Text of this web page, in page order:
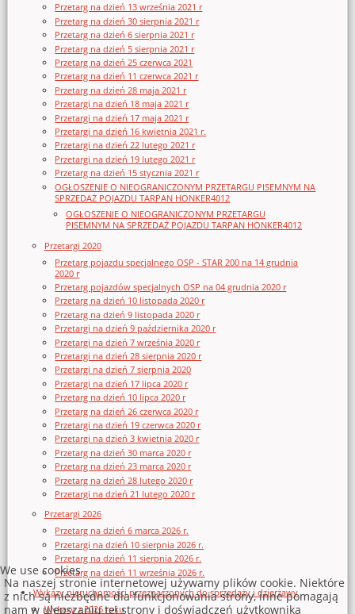
Przetarg na dzień 13 września 2021 r
Przetarg na dzień 30 sierpnia 2021 r
Przetarg na dzień 6 sierpnia 2021 r
Przetarg na dzień 5 sierpnia 2021 r
Przetarg na dzień 25 czerwca 2021
Przetarg na dzień 11 czerwca 2021 r
Przetarg na dzień 28 maja 2021 r
Przetargi na dzień 18 maja 2021 r
Przetargi na dzień 17 maja 2021 r
Przetargi na dzień 16 kwietnia 2021 r.
Przetargi na dzień 22 lutego 2021 r
Przetargi na dzień 19 lutego 2021 r
Przetarg na dzień 15 stycznia 2021 r
OGŁOSZENIE O NIEOGRANICZONYM PRZETARGU PISEMNYM NA
SPRZEDAŻ POJAZDU TARPAN HONKER4012
OGŁOSZENIE O NIEOGRANICZONYM PRZETARGU
PISEMNYM NA SPRZEDAŻ POJAZDU TARPAN HONKER4012
Przetargi 2020
Przetarg pojazdu specjalnego OSP - STAR 200 na 14 grudnia
2020 r
Przetarg pojazdów specjalnych OSP na 04 grudnia 2020 r
Przetarg na dzień 10 listopada 2020 r
Przetarg na dzień 9 listopada 2020 r
Przetargi na dzień 9 października 2020 r
Przetargi na dzień 7 września 2020 r
Przetargi na dzień 28 sierpnia 2020 r
Przetargi na dzień 7 sierpnia 2020
Przetargi na dzień 17 lipca 2020 r
Przetarg na dzień 10 lipca 2020 r
Przetarg na dzień 26 czerwca 2020 r
Przetargi na dzień 19 czerwca 2020 r
Przetargi na dzień 3 kwietnia 2020 r
Przetarg na dzień 30 marca 2020 r
Przetarg na dzień 23 marca 2020 r
Przetarg na dzień 28 lutego 2020 r
Przetargi na dzień 21 lutego 2020 r
Przetargi 2026
Przetarg na dzień 6 marca 2026 r.
Przetargi na dzień 10 sierpnia 2026 r.
Przetarg na dzień 11 sierpnia 2026 r.
Przetarg na dzień 11 września 2026 r.
Wykazy nieruchomości przeznaczonych do sprzedaży i dzierżawy
Wykazy z 2026 roku
We use cookies
Na naszej stronie internetowej używamy plików cookie. Niektóre
z nich są niezbędne dla funkcjonowania strony, inne pomagają
nam w ulepszaniu tej strony i doświadczeń użytkownika